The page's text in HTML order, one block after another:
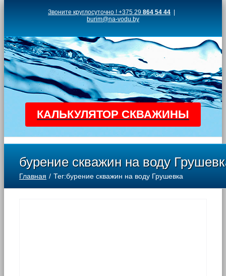
content
Звоните круглосуточно ! +375 29 864 54 44
burim@na-vodu.by
КАЛЬКУЛЯТОР СКВАЖИНЫ
бурение скважин на воду
Главная Тег:бурение скважин на воду Грушевка